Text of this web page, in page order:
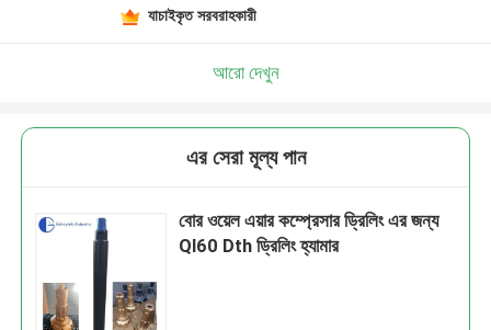
যাচাইকৃত সরবরাহকারী
আরো দেখুন
এর সেরা মূল্য পান
বোর ওয়েল এয়ার কম্প্রেসার ড্রিলিং এর জন্য
Ql60 Dth ড্রিলিং হ্যামার